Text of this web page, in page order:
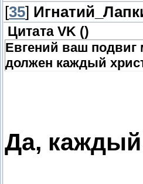
[35]
Цитата VK ()
Евгений ваш подвиг
должен каждый
Да,